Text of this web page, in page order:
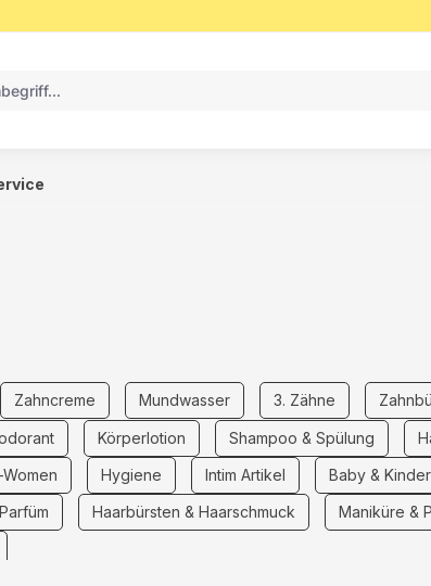
Zahncreme Mundwasser 3. Zähne
Körperlotion Shampoo & Spülung
Women Hygiene Intim Artikel Baby &
Parfüm Haarbürsten & Haarschmuck Maniküre &